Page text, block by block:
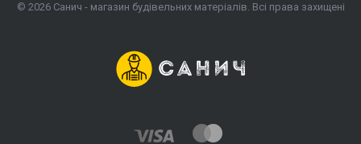
© 2026 Санич - магазин будівельних матеріалів. Всі права захищені